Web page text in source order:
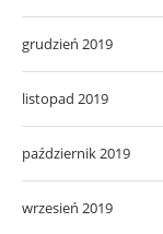
grudzień 2019
listopad 2019
październik 2019
wrzesień 2019